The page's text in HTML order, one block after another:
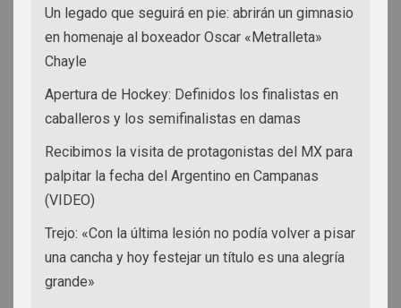
Un legado que seguirá en pie: abrirán un gimnasio
en homenaje al boxeador Oscar «Metralleta»
Chayle
Apertura de Hockey: Definidos los finalistas en
caballeros y los semifinalistas en damas
Recibimos la visita de protagonistas del MX para
palpitar la fecha del Argentino en Campanas
(VIDEO)
Trejo: «Con la última lesión no podía volver a pisar
una cancha y hoy festejar un título es una alegría
grande»